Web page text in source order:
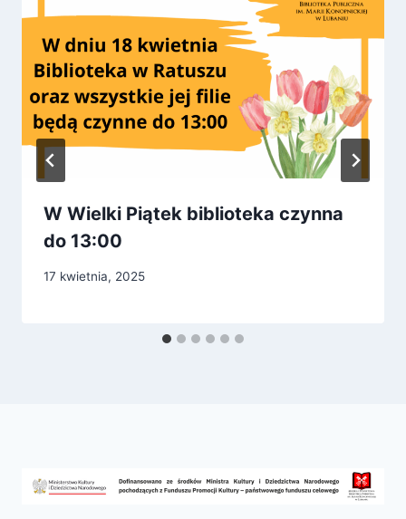
W Wielki Piątek biblioteka czynna
do 13:00
17 kwietnia, 2025